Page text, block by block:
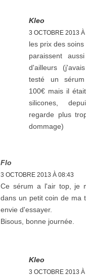
Kleo
3 OCTOBRE 2013 À
les prix des soins
paraissent
d'ailleurs
testé un
100€ mais il
silicones,
regarde plus
dommage)
Flo
3 OCTOBRE 2013 À 08:43
Ce sérum a l'air top, je
dans un petit coin de ma
envie d'essayer.
Bisous, bonne journée.
Kleo
3 OCTOBRE 2013 À